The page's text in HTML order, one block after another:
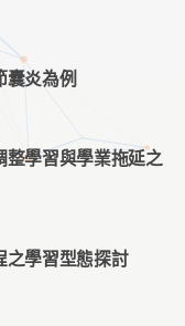
炎為例
整學習與學業拖延之
之學習型態探討